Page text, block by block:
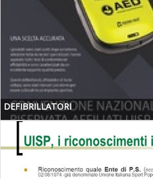
DEFIBRILLATORI